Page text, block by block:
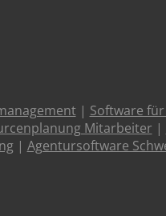
| Software
Mitarbeiter |
| Agentursoftware